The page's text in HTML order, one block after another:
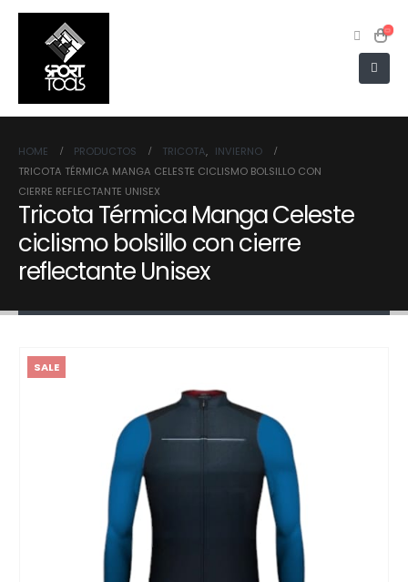
HOME PRODUCTOS TRICOTA, INVIERNO
TRICOTA TÉRMICA MANGA CELESTE CICLISMO BOLSILLO CON
CIERRE REFLECTANTE UNISEX
Tricota Térmica Manga Celeste
ciclismo bolsillo con cierre
reflectante Unisex
SALE